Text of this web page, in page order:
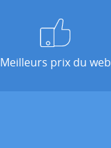
Meilleurs prix du web